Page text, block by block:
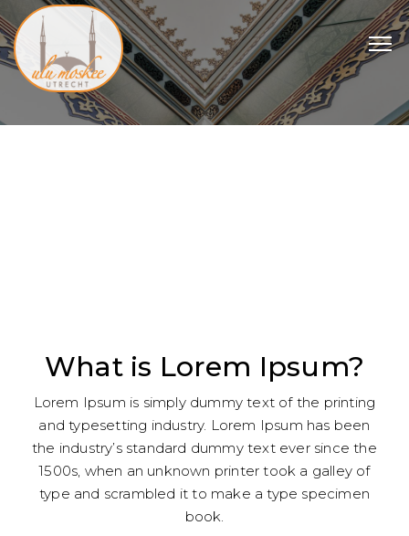
What is Lorem Ipsum?
Lorem Ipsum is simply dummy text of the printing
and typesetting industry. Lorem Ipsum has been
the industry’s standard dummy text ever since the
1500s, when an unknown printer took a galley of
type and scrambled it to make a type specimen
book.